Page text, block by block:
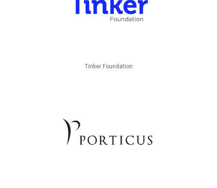
Tinker Foundation